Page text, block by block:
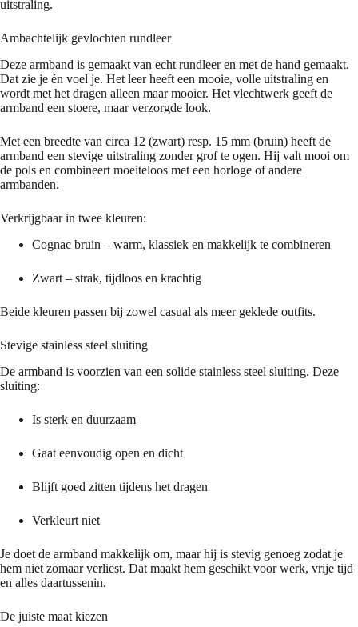
uitstraling.
Ambachtelijk gevlochten rundleer
Deze armband is gemaakt van echt rundleer en met de hand gemaakt.
Dat zie je én voel je. Het leer heeft een mooie, volle uitstraling en
wordt met het dragen alleen maar mooier. Het vlechtwerk geeft de
armband een stoere, maar verzorgde look.
Met een breedte van circa 12 (zwart) resp. 15 mm (bruin) heeft de
armband een stevige uitstraling zonder grof te ogen. Hij valt mooi om
de pols en combineert moeiteloos met een horloge of andere
armbanden.
Verkrijgbaar in twee kleuren:
Cognac bruin – warm, klassiek en makkelijk te combineren
Zwart – strak, tijdloos en krachtig
Beide kleuren passen bij zowel casual als meer geklede outfits.
Stevige stainless steel sluiting
De armband is voorzien van een solide stainless steel sluiting. Deze
sluiting:
Is sterk en duurzaam
Gaat eenvoudig open en dicht
Blijft goed zitten tijdens het dragen
Verkleurt niet
Je doet de armband makkelijk om, maar hij is stevig genoeg zodat je
hem niet zomaar verliest. Dat maakt hem geschikt voor werk, vrije tijd
en alles daartussenin.
De juiste maat kiezen